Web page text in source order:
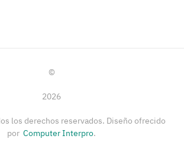
©
2026
los derechos reservados. Diseño ofrecido
por Computer Interpro.